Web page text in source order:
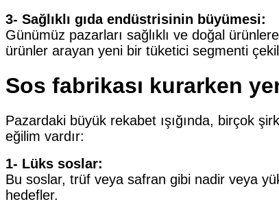
3- Sağlıklı gıda endüstrisinin büyümesi:
Günümüz pazarları sağlıklı ve doğal
ürünler arayan yeni bir tüketici segmenti
Sos fabrikası kurarken
Pazardaki büyük rekabet ışığında, birçok
eğilim vardır:
1- Lüks soslar:
Bu soslar, trüf veya safran gibi nadir veya
hedefler.